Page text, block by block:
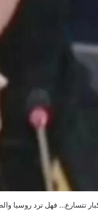
تتسارع… فهل ترد روسيا